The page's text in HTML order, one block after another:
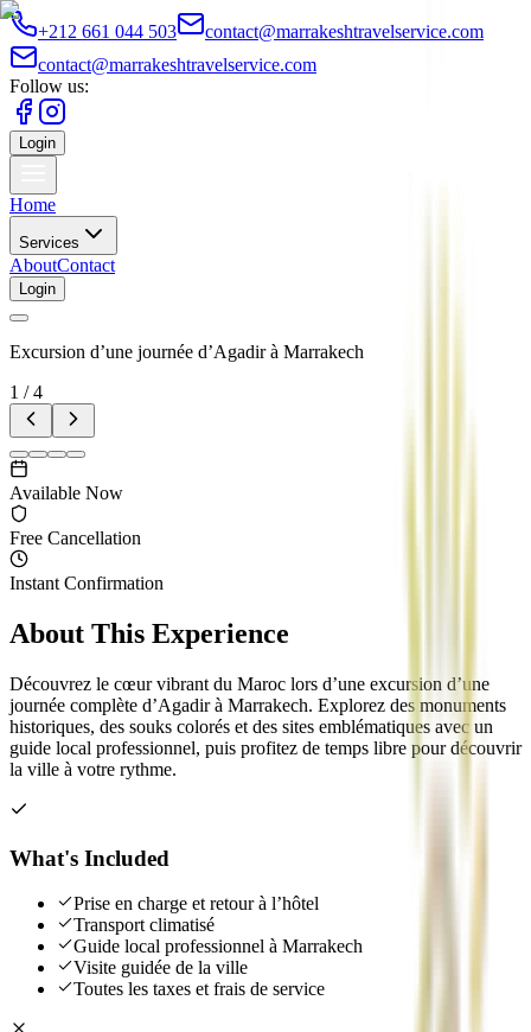
+212 661 044 503
contact@marrakeshtravelservice.com
contact@marrakeshtravelservice.com
Follow us:
Login
Home
Services
AboutContact
Login
Excursion d’une journée d’Agadir à Marrakech
1 /4
Available Now
Free Cancellation
Instant Confirmation
About This Experience
Découvrez le cœur vibrant du Maroc lors d’une excursion d’une
journée complète d’Agadir à Marrakech. Explorez des monuments
historiques, des souks colorés et des sites emblématiques avec un
guide local professionnel, puis profitez de temps libre pour découvrir
la ville à votre rythme.
What's Included
Prise en charge et retour à l’hôtel
Transport climatisé
Guide local professionnel à Marrakech
Visite guidée de la ville
Toutes les taxes et frais de service